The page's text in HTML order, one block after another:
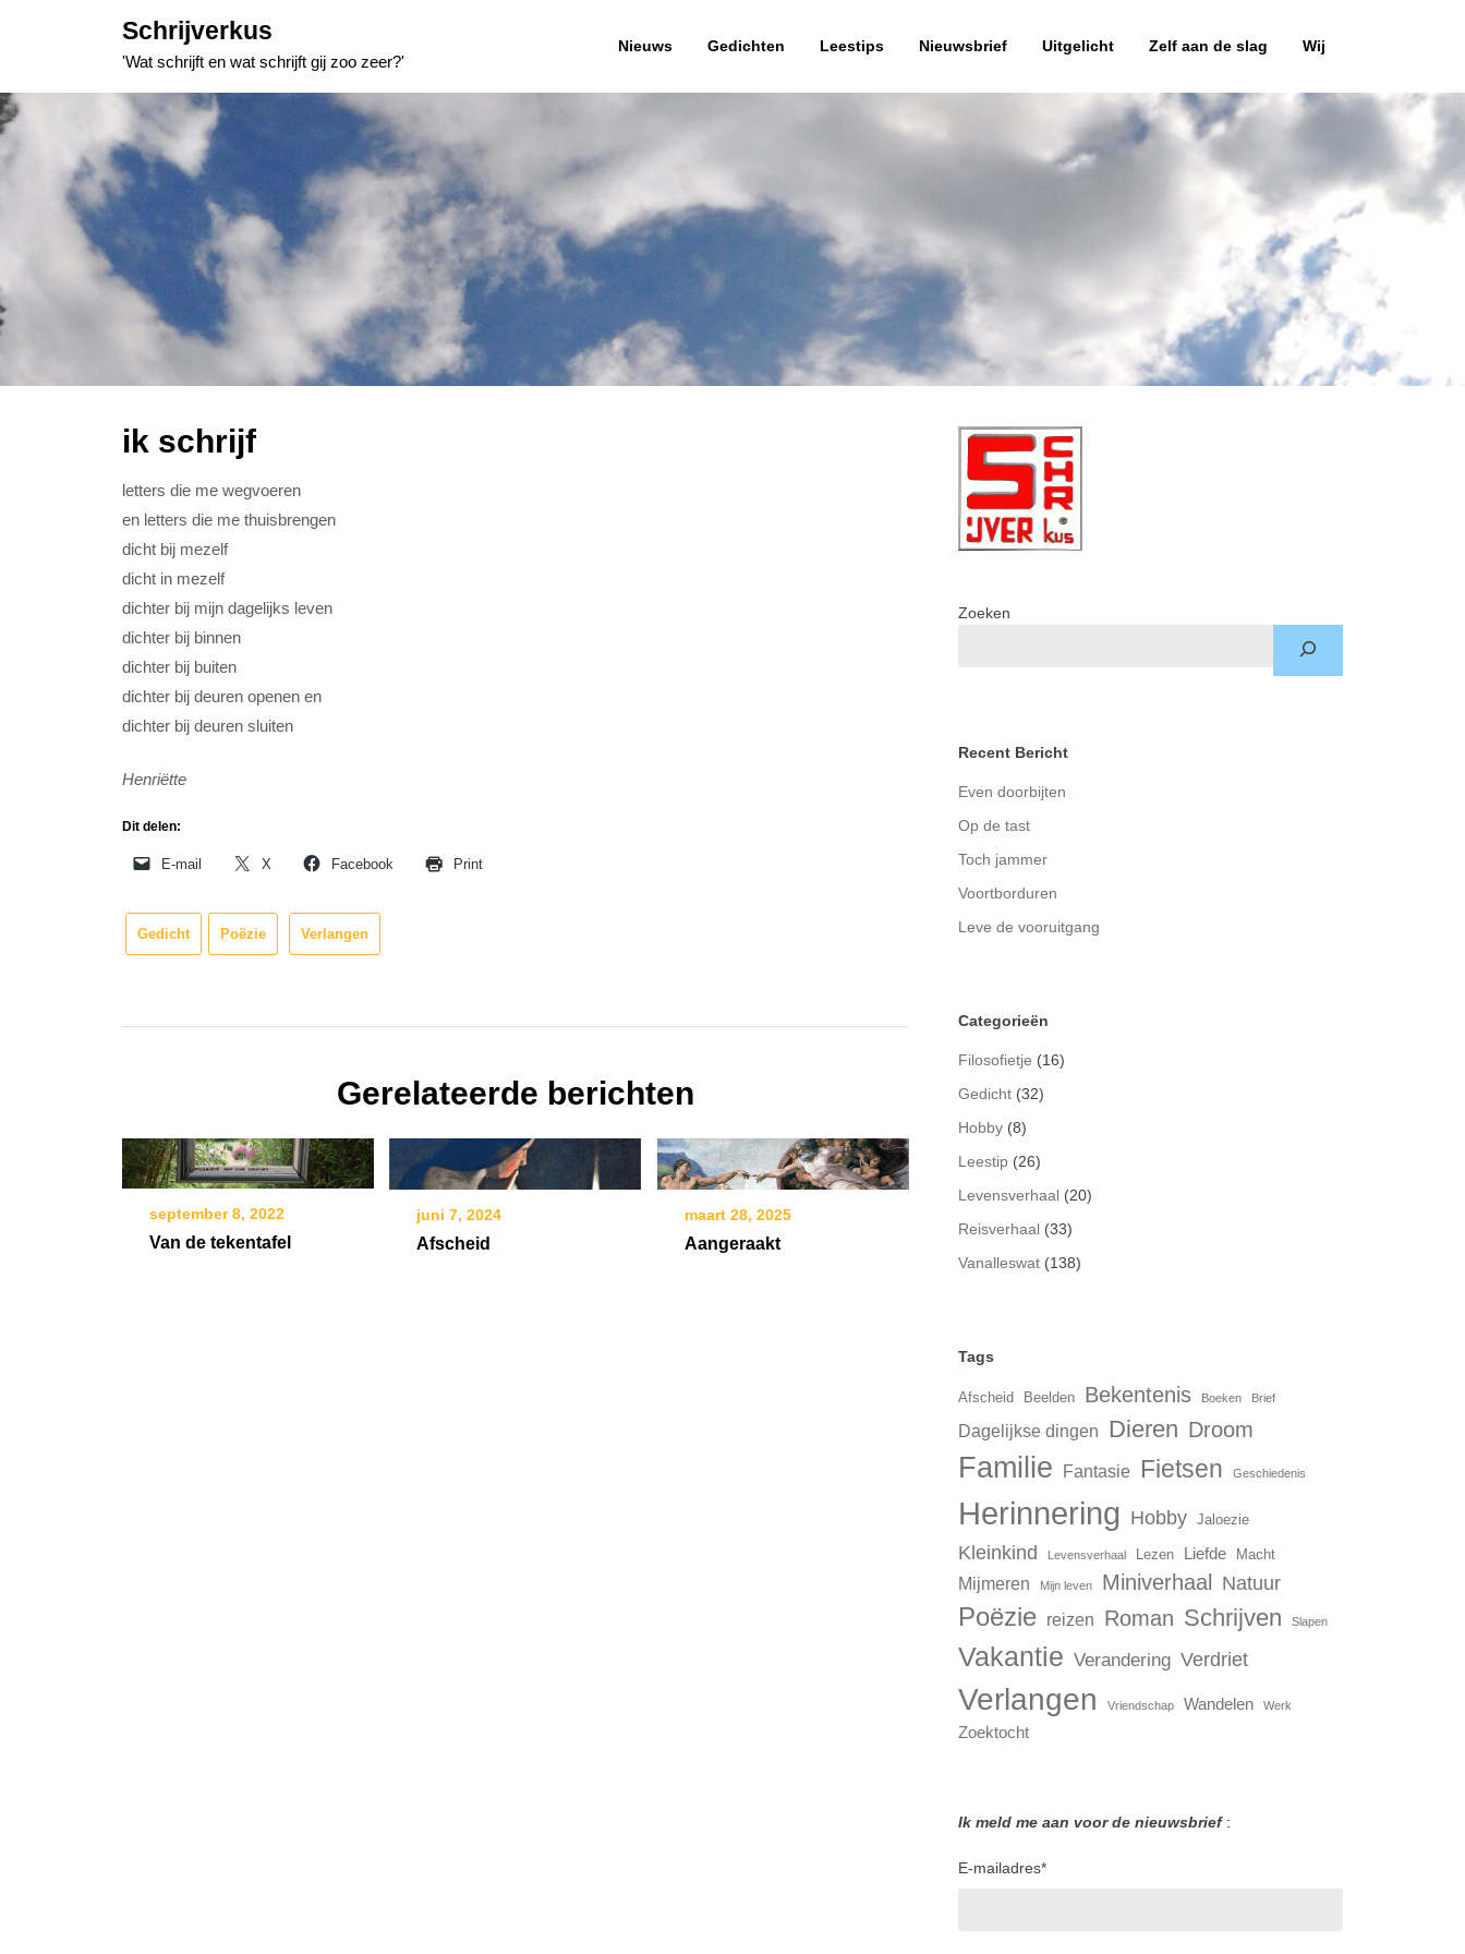
Schrijverkus
'Wat schrijft en wat schrijft gij zoo zeer?'
Nieuws Gedichten Leestips Nieuwsbrief Uitgelicht Zelf aan de slag Wij
ik schrijf
letters die me wegvoeren
en letters die me thuisbrengen
dicht bij mezelf
dicht in mezelf
dichter bij mijn dagelijks leven
dichter bij binnen
dichter bij buiten
dichter bij deuren openen en
dichter bij deuren sluiten
Henriëtte
Dit delen:
E-mail X Facebook Print
Gedicht Poëzie Verlangen
Gerelateerde berichten
september 8, 2022
Van de tekentafel
juni 7, 2024
Afscheid
maart 28, 2025
Aangeraakt
Zoeken
Recent Bericht
Even doorbijten
Op de tast
Toch jammer
Voortborduren
Leve de vooruitgang
Categorieën
Filosofietje (16)
Gedicht(32)
Hobby(8)
Leestip(26)
Levensverhaal(20)
Reisverhaal(33)
Vanalleswat(138)
Tags
Afscheid Beelden Bekentenis Boeken Brief
Dagelijkse dingen Dieren Droom
Familie Fantasie Fietsen Geschiedenis
Herinnering Hobby Jaloezie
Kleinkind Levensverhaal Lezen Liefde Macht
Mijmeren Mijn leven Miniverhaal Natuur
Poëzie reizen Roman Schrijven Slapen
Vakantie Verandering Verdriet
Verlangen Vriendschap Wandelen Werk
Zoektocht
Ik meld me aan voor de nieuwsbrief:
E-mailadres*